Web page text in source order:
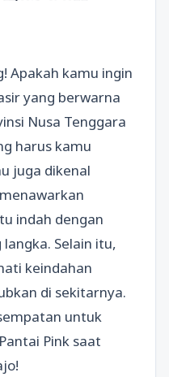
Apakah kamu ingin
yang berwarna
Nusa Tenggara
harus kamu
juga dikenal
indah dengan
Selain itu,
keindahan
di sekitarnya.
untuk
Pink saat